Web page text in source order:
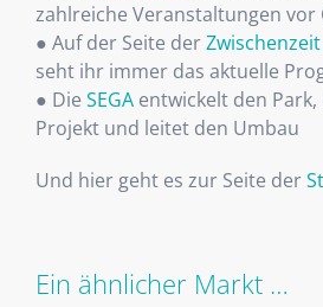
zahlreiche Veranstaltungen vor
● Auf der Seite der
seht ihr immer das aktuelle
● Die SEGA entwickelt den
Projekt und leitet den Umbau
Und hier geht es zur Seite der
Ein ähnlicher Markt …